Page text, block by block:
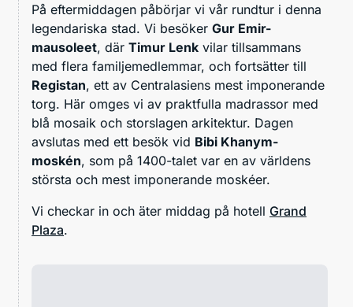
På eftermiddagen påbörjar vi vår rundtur i denna
legendariska stad. Vi besöker Gur Emir-
mausoleet, där Timur Lenk vilar tillsammans
med flera familjemedlemmar, och fortsätter till
Registan, ett av Centralasiens mest imponerande
torg. Här omges vi av praktfulla madrassor med
blå mosaik och storslagen arkitektur. Dagen
avslutas med ett besök vid Bibi Khanym-
moskén, som på 1400-talet var en av världens
största och mest imponerande moskéer.
Vi checkar in och äter middag på hotell Grand
Plaza.